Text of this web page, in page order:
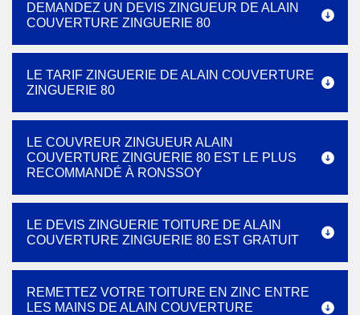
DEMANDEZ UN DEVIS ZINGUEUR DE ALAIN
COUVERTURE ZINGUERIE 80
LE TARIF ZINGUERIE DE ALAIN COUVERTURE
ZINGUERIE 80
LE COUVREUR ZINGUEUR ALAIN
COUVERTURE ZINGUERIE 80 EST LE PLUS
RECOMMANDÉ À RONSSOY
LE DEVIS ZINGUERIE TOITURE DE ALAIN
COUVERTURE ZINGUERIE 80 EST GRATUIT
REMETTEZ VOTRE TOITURE EN ZINC ENTRE
LES MAINS DE ALAIN COUVERTURE